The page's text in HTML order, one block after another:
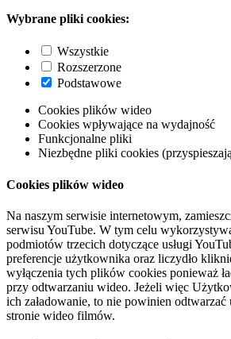
Wybrane pliki cookies:
Wszystkie
Rozszerzone
Podstawowe
Cookies plików wideo
Cookies wpływające na wydajność
Funkcjonalne pliki
Niezbędne pliki cookies
Cookies plików wideo
Na naszym serwisie internetowym,
serwisu YouTube. W tym celu
podmiotów trzecich dotyczące usługi
preferencje użytkownika oraz liczydło
wyłączenia tych plików cookies ponieważ
przy odtwarzaniu wideo. Jeżeli więc
ich załadowanie, to nie powinien odtwarzać
stronie wideo filmów.